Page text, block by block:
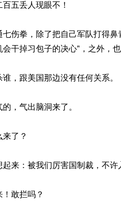
五丢人现眼不！
伤拳，除了把自己军队打得
干掉习包子的决心”，之外，
，跟美国那边没有任何关系。
，气出脑洞来了。
了？
来：被我们厉害国制裁，不
敢拦吗？